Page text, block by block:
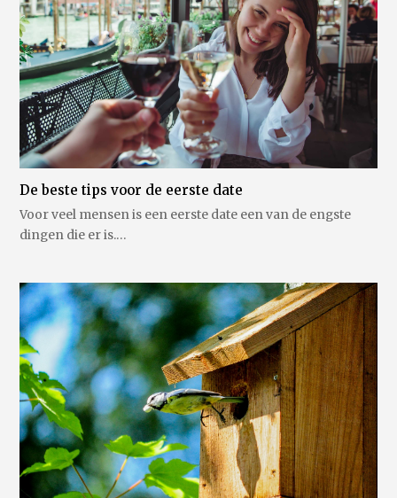
De beste tips voor de eerste date
Voor veel mensen is een eerste date een van de engste
dingen die er is.…